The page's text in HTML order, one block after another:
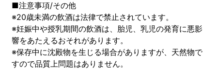
■注意事項/その他
※20歳未満の飲酒は法律で禁止されています。
※妊娠中や授乳期間の飲酒は、胎児、乳児の発育に悪影
響をあたえるおそれがあります。
※保存中に沈殿物を生じる場合がありますが、天然物で
すので品質上問題はありません。